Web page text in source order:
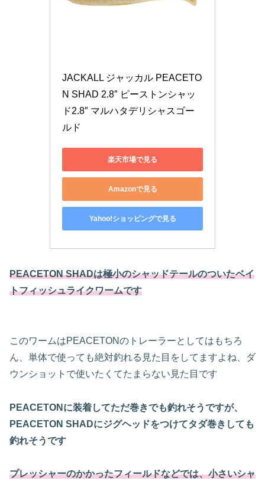
JACKALL ジャッカル PEACETO
N SHAD 2.8″ ピーストンシャッ
ド2.8″ マルハタデリシャスゴー
ルド
楽天市場で見る
Amazonで見る
Yahoo!ショッピングで見る
PEACETON SHADは極小のシャッドテールのついたベイ
トフィッシュライクワームです
このワームはPEACETONのトレーラーとしてはもちろ
ん、単体で使っても絶対釣れる見た目をしてますよね、ダ
ウンショットで使いたくてたまらない見た目です
PEACETONに装着してただ巻きでも釣れそうですが、
PEACETON SHADにジグヘッドをつけてタダ巻きしても
釣れそうです
プレッシャーのかかったフィールドなどでは、小さいシャ